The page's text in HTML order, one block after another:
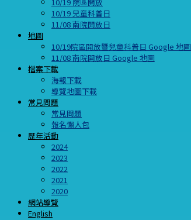
10/19 院區開放
10/19 兒童科普日
11/08 南院開放日
地圖
10/19院區開放暨兒童科普日 Google 地圖
11/08 南院開放日 Google 地圖
檔案下載
海報下載
導覽地圖下載
常見問題
常見問題
報名懶人包
歷年活動
2024
2023
2022
2021
2020
網站導覽
English